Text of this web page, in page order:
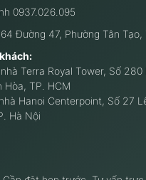
0937.026.095
64 Đường 47, Phường Tân Tạo,
Terra Royal Tower, Số 280
Hòa, TP. HCM
Hanoi Centerpoint, Số 27
Hà Nội